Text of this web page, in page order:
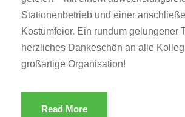
Stationenbetrieb und einer
Kostümfeier. Ein rundum gelungener
herzliches Dankeschön an alle
großartige Organisation!
Read More